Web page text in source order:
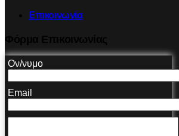
Επικοινωνία
Ον/νυμο
Email